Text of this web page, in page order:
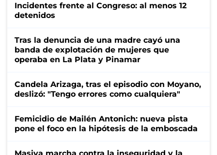
Incidentes frente al Congreso: al menos 12
detenidos
Tras la denuncia de una madre cayó una
banda de explotación de mujeres que
operaba en La Plata y Pinamar
Candela Arizaga, tras el episodio con Moyano,
deslizó: "Tengo errores como cualquiera"
Femicidio de Mailén Antonich: nueva pista
pone el foco en la hipótesis de la emboscada